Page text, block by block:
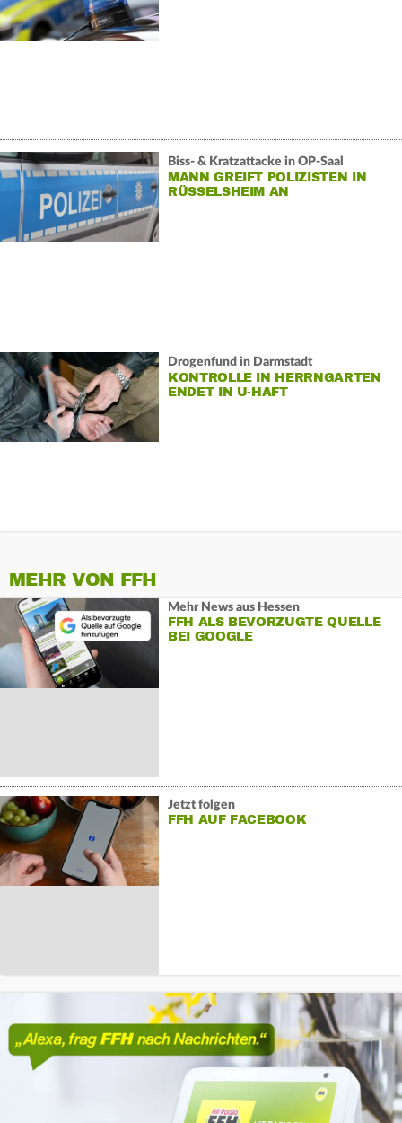
Biss- & Kratzattacke in OP-Saal
MANN GREIFT POLIZISTEN IN
RÜSSELSHEIM AN
Drogenfund in Darmstadt
KONTROLLE IN HERRNGARTEN
ENDET IN U-HAFT
MEHR VON FFH
Mehr News aus Hessen
FFH ALS BEVORZUGTE QUELLE
BEI GOOGLE
Jetzt folgen
FFH AUF FACEBOOK